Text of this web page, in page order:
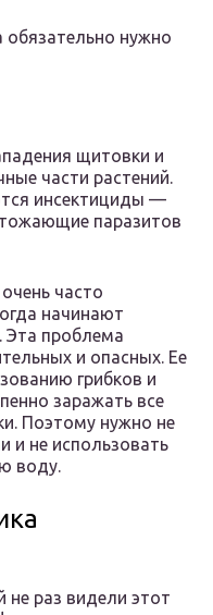
нужно
щитовки и
части растений.
инсектициды —
паразитов
часто
начинают
Эта проблема
и опасных. Ее
грибков и
заражать все
Поэтому нужно не
и не использовать
воду.
раз видели этот